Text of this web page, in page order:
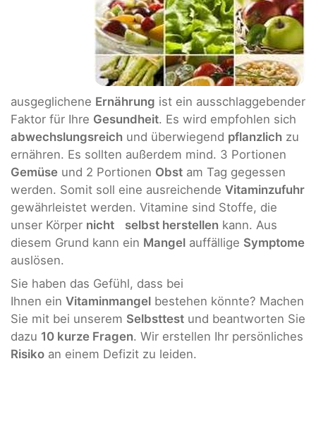
ausgeglichene Ernährung ist ein ausschlaggebender
Faktor für Ihre Gesundheit. Es wird empfohlen sich
abwechslungsreich und überwiegend pflanzlich zu
ernähren. Es sollten außerdem mind. 3 Portionen
Gemüse und 2 Portionen Obst am Tag gegessen
werden. Somit soll eine ausreichende Vitaminzufuhr
gewährleistet werden. Vitamine sind Stoffe, die
unser Körper nicht selbst herstellen kann. Aus
diesem Grund kann ein Mangel auffällige Symptome
auslösen.
Sie haben das Gefühl, dass bei
Ihnen ein Vitaminmangel bestehen könnte? Machen
Sie mit bei unserem Selbsttest und beantworten Sie
dazu 10 kurze Fragen. Wir erstellen Ihr persönliches
Risiko an einem Defizit zu leiden.